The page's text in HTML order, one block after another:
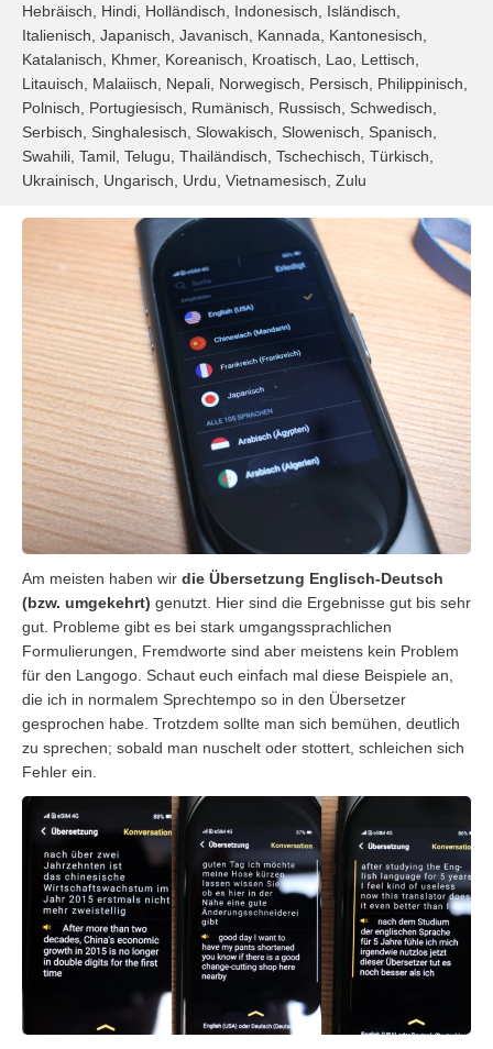
Hebräisch, Hindi, Holländisch, Indonesisch, Isländisch,
Italienisch, Japanisch, Javanisch, Kannada, Kantonesisch,
Katalanisch, Khmer, Koreanisch, Kroatisch, Lao, Lettisch,
Litauisch, Malaiisch, Nepali, Norwegisch, Persisch, Philippinisch,
Polnisch, Portugiesisch, Rumänisch, Russisch, Schwedisch,
Serbisch, Singhalesisch, Slowakisch, Slowenisch, Spanisch,
Swahili, Tamil, Telugu, Thailändisch, Tschechisch, Türkisch,
Ukrainisch, Ungarisch, Urdu, Vietnamesisch, Zulu
Am meisten haben wir die Übersetzung Englisch-Deutsch
(bzw. umgekehrt) genutzt. Hier sind die Ergebnisse gut bis sehr
gut. Probleme gibt es bei stark umgangssprachlichen
Formulierungen, Fremdworte sind aber meistens kein Problem
für den Langogo. Schaut euch einfach mal diese Beispiele an,
die ich in normalem Sprechtempo so in den Übersetzer
gesprochen habe. Trotzdem sollte man sich bemühen, deutlich
zu sprechen; sobald man nuschelt oder stottert, schleichen sich
Fehler ein.